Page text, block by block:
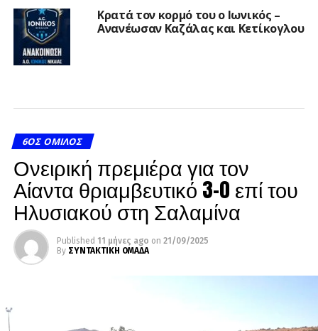
Κρατά τον κορμό του ο Ιωνικός –
Ανανέωσαν Καζάλας και Κετίκογλου
6ΟΣ ΌΜΙΛΟΣ
Ονειρική πρεμιέρα για τον
Αίαντα θριαμβευτικό 3-0 επί του
Ηλυσιακού στη Σαλαμίνα
Published 11 μήνες ago on 21/09/2025
By ΣΥΝΤΑΚΤΙΚΗ ΟΜΑΔΑ